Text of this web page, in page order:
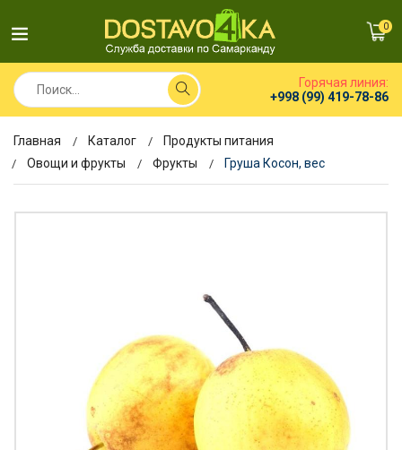
0
Горячая линия:
+998 (99) 419-78-86
Главная Каталог
Продукты питания
Овощи и фрукты
Фрукты Груша Косон, вес